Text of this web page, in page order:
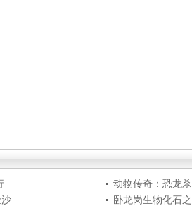
动物传奇：恐龙
沙
卧龙岗生物化石